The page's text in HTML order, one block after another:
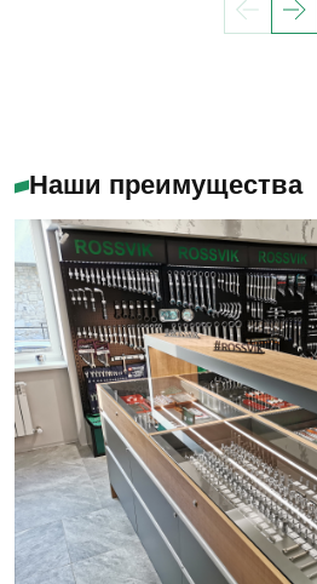
Наши преимущества